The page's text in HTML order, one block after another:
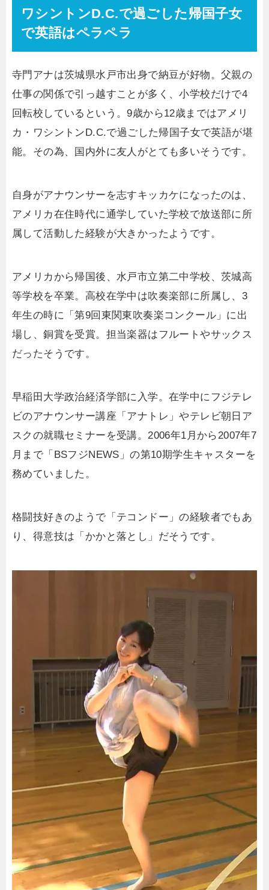
ワシントンD.C.で過ごした帰国子女
で英語はペラペラ
寺門アナは茨城県水戸市出身で納豆が好物。父親の
仕事の関係で引っ越すことが多く、小学校だけで4
回転校しているという。9歳から12歳まではアメリ
カ・ワシントンD.C.で過ごした帰国子女で英語が堪
能。その為、国内外に友人がとても多いそうです。
自身がアナウンサーを志すキッカケになったのは、
アメリカ在住時代に通学していた学校で放送部に所
属して活動した経験が大きかったようです。
アメリカから帰国後、水戸市立第二中学校、茨城高
等学校を卒業。高校在学中は吹奏楽部に所属し、3
年生の時に「第9回東関東吹奏楽コンクール」に出
場し、銅賞を受賞。担当楽器はフルートやサックス
だったそうです。
早稲田大学政治経済学部に入学。在学中にフジテレ
ビのアナウンサー講座「アナトレ」やテレビ朝日ア
スクの就職セミナーを受講。2006年1月から2007年7
月まで「BSフジNEWS」の第10期学生キャスターを
務めていました。
格闘技好きのようで「テコンドー」の経験者でもあ
り、得意技は「かかと落とし」だそうです。